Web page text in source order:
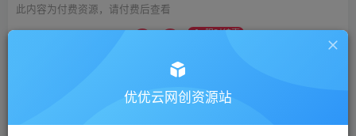
此内容为付费资源，请付费后查看
9.9 限时特惠
立即购买
优优云网创资源站